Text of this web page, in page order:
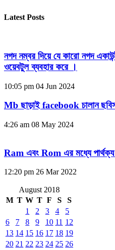
Latest Posts
নগদ নম্বর দিয়ে যে কারো নগদ
ওয়েবটুল ব্যবহার করে ।
10:05 pm 04 Jun 2024
Mb ছাড়াই facebook চালান
4:26 am 08 May 2024
Ram এবং Rom এর মধ্যে
12:20 pm 26 Mar 2022
August 2018
M T W T F S
S
1
2 3 4
5
6
7 8 9 10 11 12
13 14 15 16 17 18 19
20 21 22 23 24 25 26